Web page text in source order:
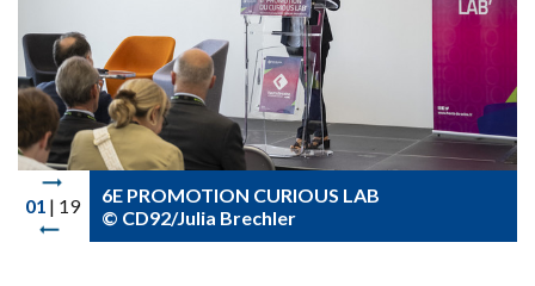
6E PROMOTION CURIOUS LAB
© CD92/Julia Brechler
1 19